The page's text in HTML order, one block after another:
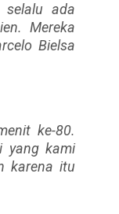
selalu ada
Mereka
Bielsa
ke-80.
yang kami
karena itu